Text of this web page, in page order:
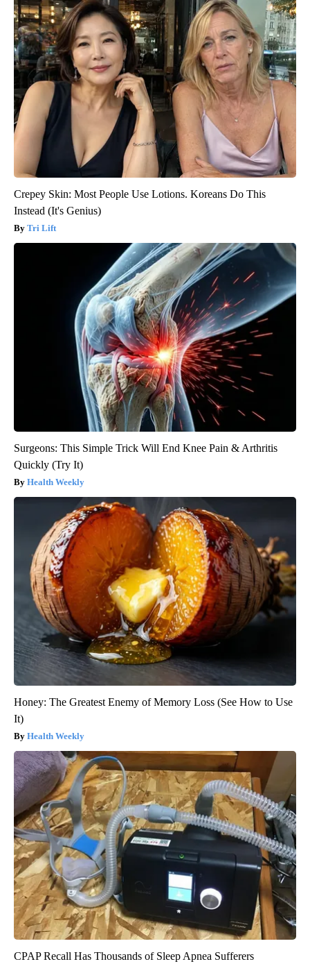
Crepey Skin: Most People Use Lotions. Koreans Do This
Instead (It's Genius)
Tri Lift
Surgeons: This Simple Trick Will End Knee Pain & Arthritis
Quickly (Try It)
Health Weekly
Honey: The Greatest Enemy of Memory Loss (See How to Use
It)
Health Weekly
CPAP Recall Has Thousands of Sleep Apnea Sufferers